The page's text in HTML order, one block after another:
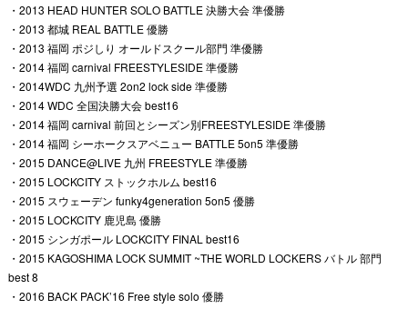
・2013 HEAD HUNTER SOLO BATTLE 決勝大会 準優勝
・2013 都城 REAL BATTLE 優勝
・2013 福岡 ポジしり オールドスクール部門 準優勝
・2014 福岡 carnival FREESTYLESIDE 準優勝
・2014WDC 九州予選 2on2 lock side 準優勝
・2014 WDC 全国決勝大会 best16
・2014 福岡 carnival 前回とシーズン別FREESTYLESIDE 準優勝
・2014 福岡 シーホークスアベニュー BATTLE 5on5 準優勝
・2015 DANCE@LIVE 九州 FREESTYLE 準優勝
・2015 LOCKCITY ストックホルム best16
・2015 スウェーデン funky4generation 5on5 優勝
・2015 LOCKCITY 鹿児島 優勝
・2015 シンガポール LOCKCITY FINAL best16
・2015 KAGOSHIMA LOCK SUMMIT ~THE WORLD LOCKERS バトル 部門
best 8
・2016 BACK PACK’16 Free style solo 優勝